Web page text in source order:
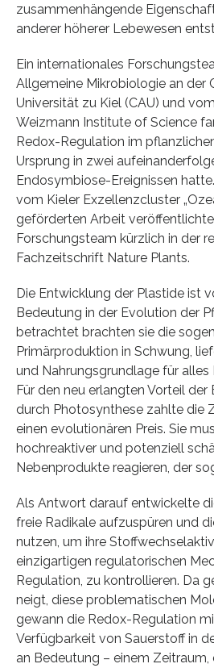
zusammenhängende
anderer höherer Lebewesen
Ein internationales
Allgemeine Mikrobiologie an der
Universität zu Kiel (CAU) und
Weizmann Institute of Science
Redox-Regulation im
Ursprung in zwei
Endosymbiose-Ereignissen
vom Kieler Exzellenzcluster
geförderten Arbeit
Forschungsteam kürzlich in der
Fachzeitschrift Nature Plants.
Die Entwicklung der Plastide ist
Bedeutung in der Evolution der
betrachtet brachten sie die
Primärproduktion in Schwung,
und Nahrungsgrundlage für alles
Für den neu erlangten Vorteil der
durch Photosynthese zahlte die
einen evolutionären Preis. Sie
hochreaktiver und potenziell
Nebenprodukte reagieren, der
Als Antwort darauf entwickelte
freie Radikale aufzuspüren und
nutzen, um ihre
einzigartigen regulatorischen
Regulation, zu kontrollieren. Da
neigt, diese problematischen
gewann die Redox-Regulation
Verfügbarkeit von Sauerstoff in
an Bedeutung – einem